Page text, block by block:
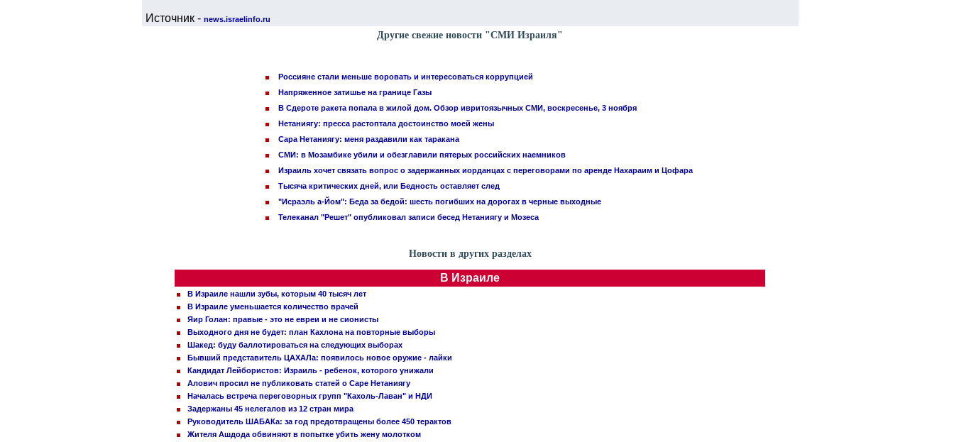
Источник - news.israelinfo.ru
Другие свежие новости "СМИ Израиля"
Россияне стали меньше воровать и интересоваться коррупцией
Напряженное затишье на границе Газы
В Сдероте ракета попала в жилой дом. Обзор ивритоязычных СМИ, воскресенье, 3 ноября
Нетаниягу: пресса растоптала достоинство моей жены
Сара Нетаниягу: меня раздавили как таракана
СМИ: в Мозамбике убили и обезглавили пятерых российских наемников
Израиль хочет связать вопрос о задержанных иорданцах с переговорами по аренде Нахараим и Цофара
Тысяча критических дней, или Бедность оставляет след
"Исраэль а-Йом": Беда за бедой: шесть погибших на дорогах в черные выходные
Телеканал "Решет" опубликовал записи бесед Нетаниягу и Мозеса
Новости в других разделах
В Израиле
В Израиле нашли зубы, которым 40 тысяч лет
В Израиле уменьшается количество врачей
Яир Голан: правые - это не евреи и не сионисты
Выходного дня не будет: план Кахлона на повторные выборы
Шакед: буду баллотироваться на следующих выборах
Бывший представитель ЦАХАЛа: появилось новое оружие - лайки
Кандидат Лейбористов: Израиль - ребенок, которого унижали
Алович просил не публиковать статей о Саре Нетаниягу
Началась встреча переговорных групп "Кахоль-Лаван" и НДИ
Задержаны 45 нелегалов из 12 стран мира
Руководитель ШАБАКа: за год предотвращены более 450 терактов
Жителя Ашдода обвиняют в попытке убить жену молотком